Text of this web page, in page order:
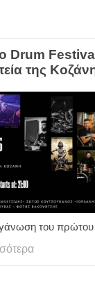
Drum
της
του